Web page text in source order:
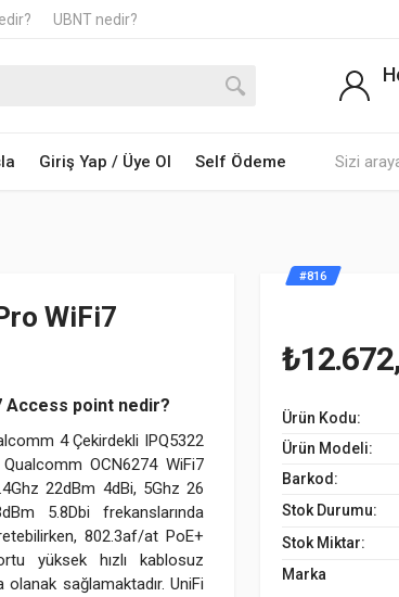
UBNT nedir?
Giriş Yap / Üye Ol Self Ödeme Sizi
WiFi7
Access point nedir?
4 Çekirdekli IPQ5322
OCN6274 WiFi7
22dBm 4dBi, 5Ghz 26
5.8Dbi frekanslarında
802.3af/at PoE+
yüksek hızlı kablosuz
olanak sağlamaktadır. UniFi
#816
Ürün Kodu:
Ürün Modeli:
Barkod:
Stok Durumu:
Stok Miktar:
Marka